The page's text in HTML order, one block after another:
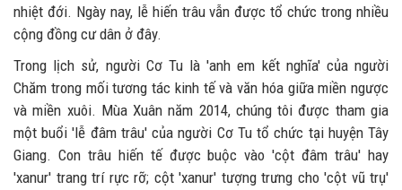
nhiệt đới. Ngày nay, lễ hiến trâu vẫn được tổ chức trong nhiều
cộng đồng cư dân ở đây.
Trong lịch sử, người Cơ Tu là 'anh em kết nghĩa' của người
Chăm trong mối tương tác kinh tế và văn hóa giữa miền ngược
và miền xuôi. Mùa Xuân năm 2014, chúng tôi được tham gia
một buổi 'lễ đâm trâu' của người Cơ Tu tổ chức tại huyện Tây
Giang. Con trâu hiến tế được buộc vào 'cột đâm trâu' hay
'xanur' trang trí rực rỡ; cột 'xanur' tượng trưng cho 'cột vũ trụ'